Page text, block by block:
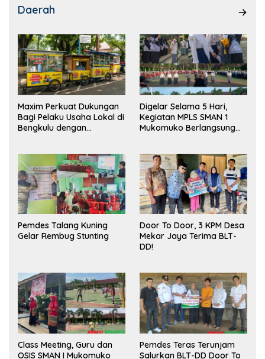
Daerah
Maxim Perkuat Dukungan
Bagi Pelaku Usaha Lokal di
Bengkulu dengan
Pasar
Digelar Selama 5 Hari,
Kegiatan MPLS SMAN 1
Mukomuko Berlangsung
Pemdes Talang Kuning
Gelar Rembug Stunting
Door To Door, 3 KPM Desa
Mekar Jaya Terima BLT-
DD!
Class Meeting, Guru dan
OSIS SMAN I Mukomuko
Pemdes Teras Terunjam
Salurkan BLT-DD Door To